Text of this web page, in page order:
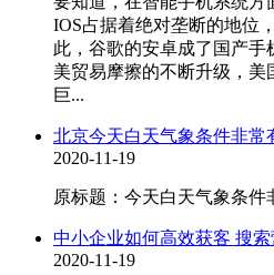
IOS占据着绝对垄断的地位
此，谷歌的安卓成了国产手
美贸易摩擦的不断升级，
巨...
北京今天白天气象条件非常
2020-11-19
原标题：今天白天气象条件
中小企业如何高效获客 搜
2020-11-19